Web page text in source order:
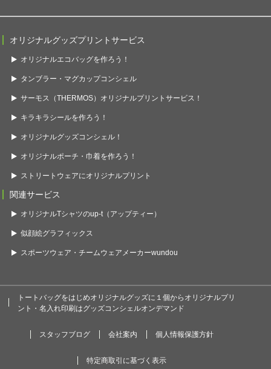
オリジナルグッズプリントサービス
オリジナルエコバッグを作ろう！
タンブラー・マグカップコンシェル
サーモス（THERMOS）オリジナルプリントサービス！
キラキラシールを作ろう！
オリジナルグッズコンシェル！
オリジナルポーチ・巾着を作ろう！
ストリートウェアにオリジナルプリント
関連サービス
オリジナルTシャツのup-t（アップティー）
似顔絵グラフィックス
スポーツウェア・チームウェアメーカーwundou
トートバッグをはじめオリジナルグッズに１個からオリジナルプリ
ント・名入れ印刷はグッズコンシェルオンデマンド
スタッフブログ 会社案内 個人情報保護方針
特定商取引に基づく表示